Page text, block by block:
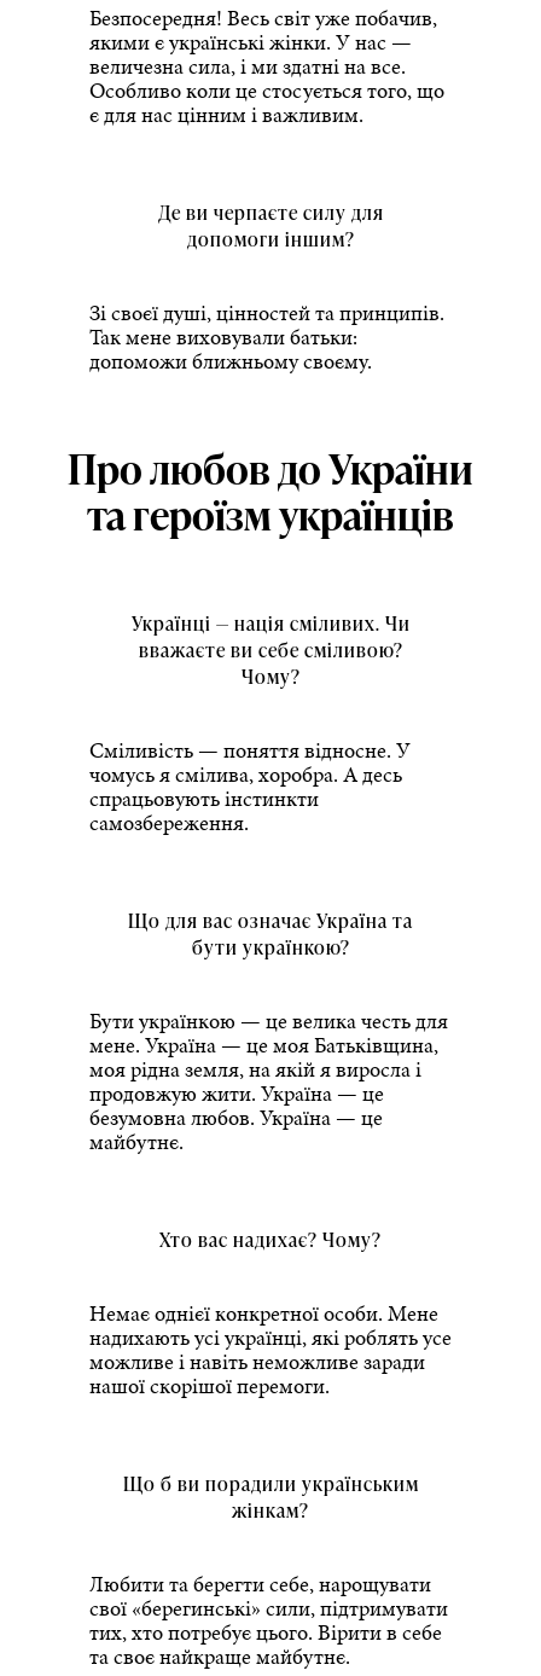
Безпосередня! Весь світ уже побачив,
якими є українські жінки. У нас —
величезна сила, і ми здатні на все.
Особливо коли це стосується того, що
є для нас цінним і важливим.
Де ви черпаєте силу для
допомоги іншим?
Зі своєї душі, цінностей та принципів.
Так мене виховували батьки:
допоможи ближньому своєму.
Про любов до України
та героїзм українців
Українці — нація сміливих. Чи
вважаєте ви себе сміливою?
Чому?
Сміливість — поняття відносне. У
чомусь я смілива, хоробра. А десь
спрацьовують інстинкти
самозбереження.
Що для вас означає Україна та
бути українкою?
Бути українкою — це велика честь для
мене. Україна — це моя Батьківщина,
моя рідна земля, на якій я виросла і
продовжую жити. Україна — це
безумовна любов. Україна — це
майбутнє.
Хто вас надихає? Чому?
Немає однієї конкретної особи. Мене
надихають усі українці, які роблять усе
можливе і навіть неможливе заради
нашої скорішої перемоги.
Що б ви порадили українським
жінкам?
Любити та берегти себе, нарощувати
свої «берегинські» сили, підтримувати
тих, хто потребує цього. Вірити в себе
та своє найкраще майбутнє.